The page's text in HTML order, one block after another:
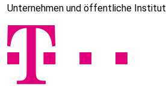
Unternehmen und öffentliche